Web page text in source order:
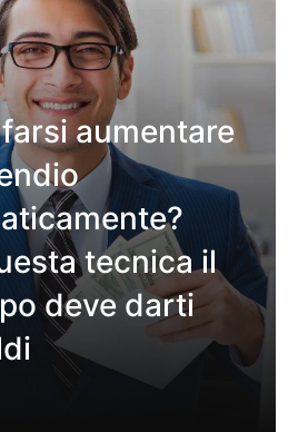
aumentare
tecnica il
deve darti